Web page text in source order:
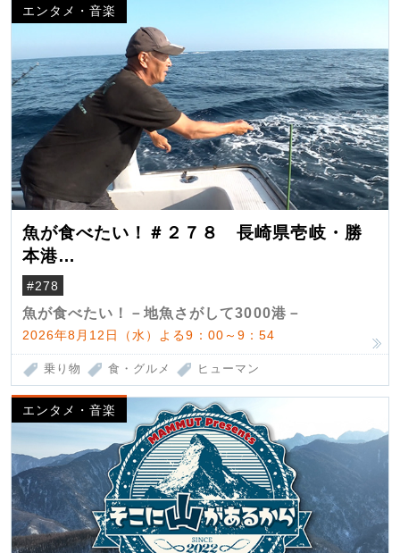
エンタメ・音楽
魚が食べたい！＃２７８ 長崎県壱岐・勝
本港
（クロマグロ）
#278
魚が食べたい！－地魚さがして3000港－
2026年8月12日（水）よる9：00～9：54
乗り物 食・グルメ ヒューマン
エンタメ・音楽